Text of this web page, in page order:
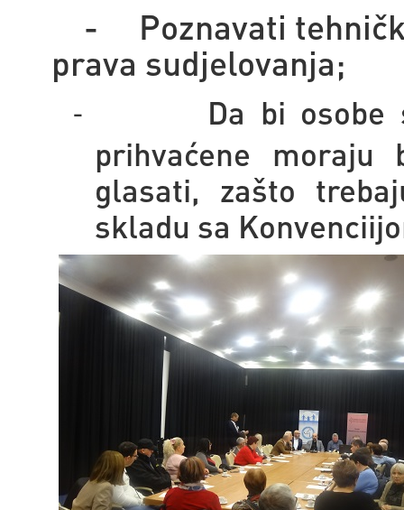
- Poznavati
prava sudjelovanja;
-
Da bi
prihvaćene
glasati, zašto
skladu sa